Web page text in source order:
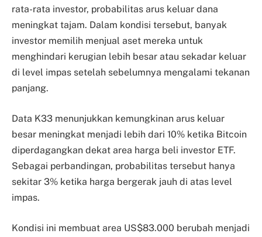
rata-rata investor, probabilitas arus keluar dana
meningkat tajam. Dalam kondisi tersebut, banyak
investor memilih menjual aset mereka untuk
menghindari kerugian lebih besar atau sekadar keluar
di level impas setelah sebelumnya mengalami tekanan
panjang.
Data K33 menunjukkan kemungkinan arus keluar
besar meningkat menjadi lebih dari 10% ketika Bitcoin
diperdagangkan dekat area harga beli investor ETF.
Sebagai perbandingan, probabilitas tersebut hanya
sekitar 3% ketika harga bergerak jauh di atas level
impas.
Kondisi ini membuat area US$83.000 berubah menjadi